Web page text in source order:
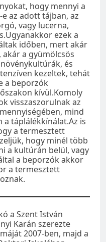
hogy mennyi a
az adott tájban, az
vagy lucerna,
ezek a
időben, mert akár
a gyümölcsös
és
kezeltek, tehát
a beporzók
kívül.Komoly
visszaszorulnak az
mind
táplálékkínálat.Az is
a termesztett
hogy minél több
a kultúrán belül, vagy
a beporzók akkor
a termesztett
a Szent István
Karán szerezte
2007-ben, majd a